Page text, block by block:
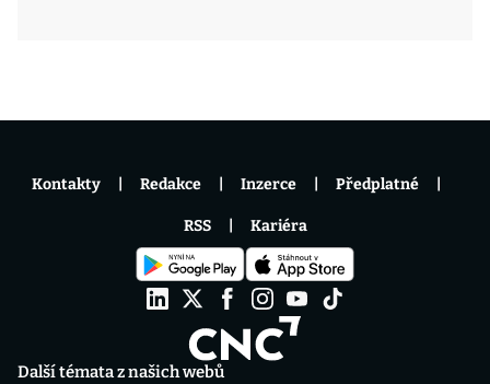
Další témata z našich webů
Kontakty Redakce Inzerce Předplatné
RSS Kariéra